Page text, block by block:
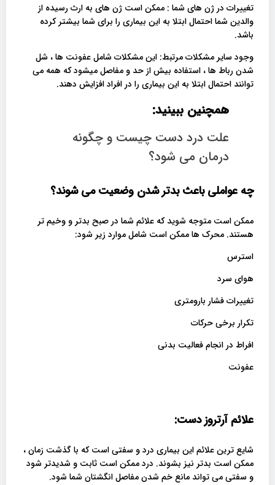
تغییرات در ژن های شما : ممکن است ژن های به ارث رسیده از
والدین شما احتمال ابتلا به این بیماری را برای شما بیشتر کرده
باشد.
وجود سایر مشکلات مرتبط: این مشکلات شامل عفونت ها ، شل
شدن رباط ها ، استفاده بیش از حد و مفاصل میشود که همه می
توانند احتمال ابتلا به این بیماری را در افراد افزایش دهند.
همچنین ببینید:
علت درد دست چیست و چگونه
درمان می شود؟
چه عواملی باعث بدتر شدن وضعیت می شوند؟
ممکن است متوجه شوید که علائم شما در صبح بدتر و وخیم تر
هستند. محرک ها ممکن است شامل موارد زیر شود:
استرس
هوای سرد
تغییرات فشار بارومتری
تکرار برخی حرکات
افراط در انجام فعالیت بدنی
عفونت
علائم آرتروز دست:
شایع ترین علائم این بیماری درد و سفتی است که با گذشت زمان ،
ممکن است بدتر نیز بشوند. درد ممکن است ثابت و شدیدتر شود
و سفتی می تواند مانع خم شدن مفاصل انگشتان شما شود.